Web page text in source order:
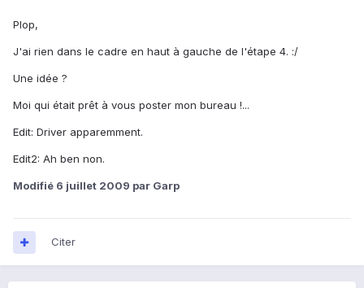
Plop,
J'ai rien dans le cadre en haut à gauche de l'étape 4. :/
Une idée ?
Moi qui était prêt à vous poster mon bureau !...
Edit: Driver apparemment.
Edit2: Ah ben non.
Modifié 6 juillet 2009 par Garp
Citer